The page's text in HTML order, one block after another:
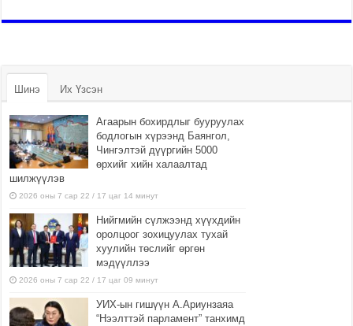
Шинэ Их Үзсэн
Агаарын бохирдлыг бууруулах
бодлогын хүрээнд Баянгол,
Чингэлтэй дүүргийн 5000
өрхийг хийн халаалтад
шилжүүлэв
2026 оны 7 сар 22 / 17 цаг 14 минут
Нийгмийн сүлжээнд хүүхдийн
оролцоог зохицуулах тухай
хуулийн төслийг өргөн
мэдүүллээ
2026 оны 7 сар 22 / 17 цаг 09 минут
УИХ-ын гишүүн А.Ариунзаяа
“Нээлттэй парламент” танхимд